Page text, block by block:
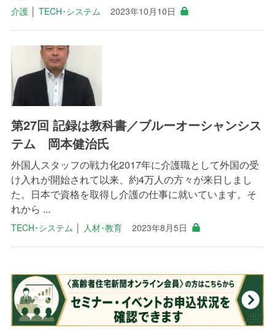
介護│ TECH･システム 2023年10月10日
第27回 記録は教科書／ブルーオーシャンシス
テム 岡本健治氏
外国人スタッフの戦力化2017年に介護職として外国の受
け入れが開始されて以来、約4万人の方々が来日しまし
た。日本で資格を取得し介護の仕事に就いています。そ
れから ...
TECH･システム │ 人材･教育 2023年8月5日